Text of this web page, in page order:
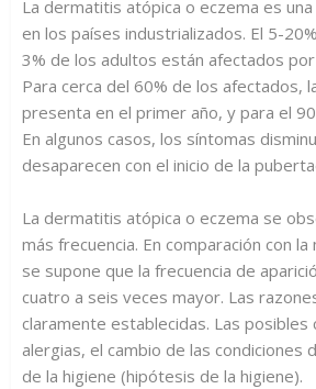
La dermatitis atópica o eczema es
en los países industrializados. El 5-
3% de los adultos están afectados
Para cerca del 60% de los afectados,
presenta en el primer año, y para el
En algunos casos, los síntomas
desaparecen con el inicio de la
La dermatitis atópica o eczema se
más frecuencia. En comparación con
se supone que la frecuencia de
cuatro a seis veces mayor. Las
claramente establecidas. Las posibles
alergias, el cambio de las condiciones
de la higiene (hipótesis de la higiene).